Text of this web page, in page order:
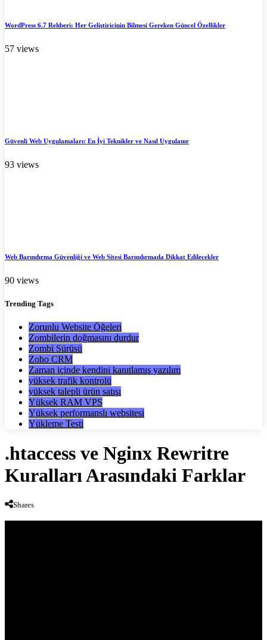
WordPress 6.7 Rehberi: Her Geliştiricinin Bilmesi Gereken Güncel Özellikler
57 views
Güvenli Web Uygulamaları: En İyi Teknikler ve Nasıl Uygulanır
93 views
Web Barındırma Güvenliği ve Web Sitesi Barındırmada Dikkat Edilecekler
90 views
Trending Tags
Zorunlu Website Öğeleri
Zombilerin doğmasını durdur
Zombi Sürüsü
Zoho CRM
Zaman içinde kendini kanıtlamış yazılım
yüksek trafik kontrolü
yüksek talepli ürün satışı
Yüksek RAM VPS
Yüksek performanslı websitesi
Yükleme Testi
.htaccess ve Nginx Rewritre
Kuralları Arasındaki Farklar
Shares